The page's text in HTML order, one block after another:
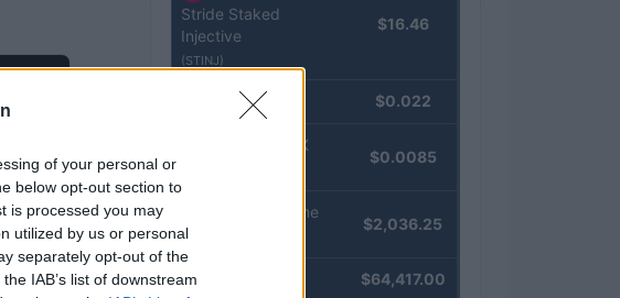
of your personal or
below opt-out section to
is processed you may
utilized by us or personal
separately opt-out of the
IAB’s list of downstream
Stride Staked
Injective
(STINJ)
$16.46
JDB (JDB) $0.022
FibSwap DEX
$0.0085
kpk ETH Prime
(KPK ETH PRIME)
$2,036.25
$64,417.00